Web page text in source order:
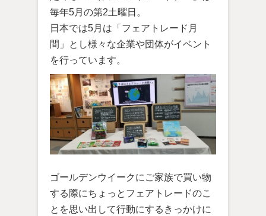
毎年5月の第2土曜日。
日本では5月は「フェアトレード月
間」とし様々な企業や団体がイベント
を行っています。
ゴールデンウイークにご家族で買い物
する際にちょっとフェアトレードのこ
とを思い出して行動にするきっかけに